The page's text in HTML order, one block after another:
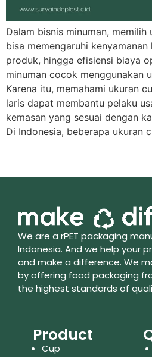
Dalam bisnis minuman,
bisa memengaruhi
produk, hingga efisiensi biaya
minuman cocok menggunakan
Karena itu, memahami ukuran
laris dapat membantu pelaku
kemasan yang sesuai dengan
Di Indonesia, beberapa ukuran
We are a rPET packaging
Indonesia. And we help your
and make a difference. We
by offering food packaging
the highest standards of
Product
Cup